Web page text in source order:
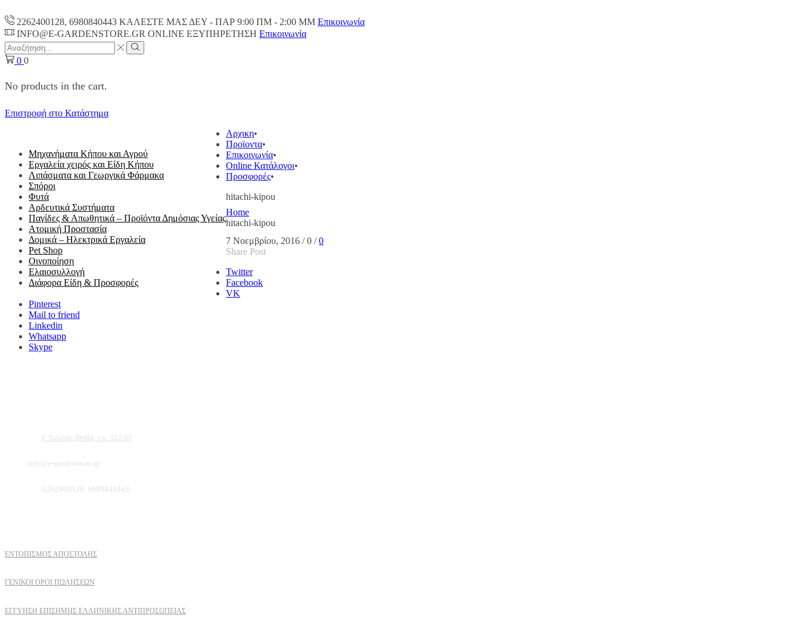
2262400128, 6980840443 ΚΑΛΕΣΤΕ ΜΑΣ ΔΕΥ - ΠΑΡ 9:00 ΠM - 2:00 ΜΜ Επικοινωνία
INFO@E-GARDENSTORE.GR ONLINE ΕΞΥΠΗΡΕΤΗΣH Επικοινωνία
Search
input
Search
0 0
No products in the cart.
Επιστροφή στο Κατάστημα
Μηχανήματα Κήπου και Αγρού
Εργαλεία χειρός και Είδη Κήπου
Λιπάσματα και Γεωργικά Φάρμακα
Σπόροι
Φυτά
Αρδευτικά Συστήματα
Παγίδες & Απωθητικά – Προϊόντα Δημόσιας Υγείας
Ατομική Προστασία
Δομικά – Ηλεκτρικά Εργαλεία
Pet Shop
Οινοποίηση
Ελαιοσυλλογή
Διάφορα Είδη & Προσφορές
Αρχικη
Προϊοντα
Επικοινωνία
Online Κατάλογοι
Προσφορές
Home
hitachi-kipou
hitachi-kipou
7 Νοεμβρίου, 2016 / 0 / 0
Share Post
Twitter
Facebook
VK
Pinterest
Mail to friend
Linkedin
Whatsapp
Skype
Γ. Σεφέρη, Θήβα, τ.κ. 322 00
info@e-gardenstore.gr
2262400128, 6980840443
ΕΝΤΟΠΙΣΜΟΣ ΑΠΟΣΤΟΛΗΣ
ΓΕΝΙΚΟΙ ΟΡΟΙ ΠΩΛΗΣΕΩΝ
ΕΓΓΎΗΣΗ ΕΠΊΣΗΜΗΣ ΕΛΛΗΝΙΚΉΣ ΑΝΤΙΠΡΟΣΩΠΕΊΑΣ